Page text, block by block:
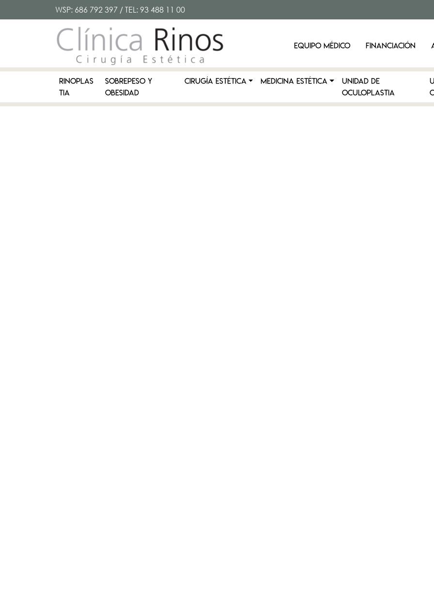
WSP: 686 792 397 / TEL:93 488 11 00
EQUIPO MÉDICO FINANCIACIÓN
RINOPLAS
TIA
SOBREPESO Y
OBESIDAD
CIRUGÍA ESTÉTICA MEDICINA ESTÉTICA
Unidad de
Oculoplastia